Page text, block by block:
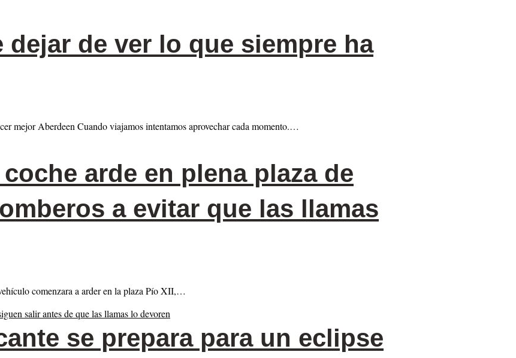
dejar de ver lo que siempre ha
mejor Aberdeen Cuando viajamos intentamos aprovechar cada momento.…
coche arde en plena plaza de
a evitar que las llamas
comenzara a arder en la plaza Pío XII,…
se prepara para un eclipse